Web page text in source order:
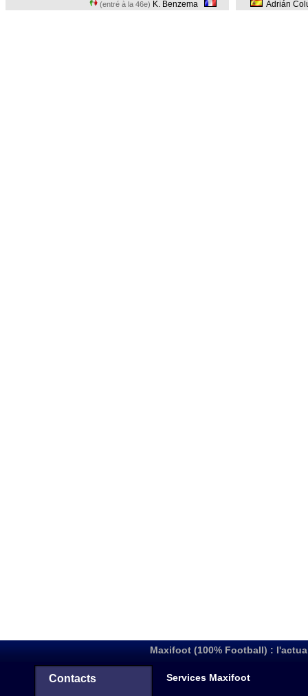
(entré à la 46e) K. Benzema
Adrián
Maxifoot (100% Football) :
Contacts Services Maxifoot